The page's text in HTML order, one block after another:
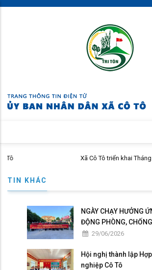
Skip
Xã Cô Tô triển khai Tháng hành
TIN KHÁC
NGÀY CHẠY HƯỞNG
ĐỘNG PHÒNG,
29/06/2026
Hội nghị thành lập
nghiệp Cô Tô